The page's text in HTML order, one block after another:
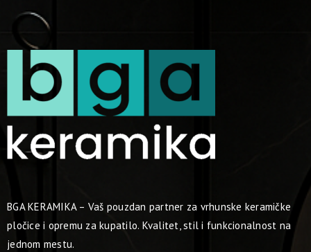
BGA KERAMIKA – Vaš pouzdan partner za vrhunske keramičke
pločice i opremu za kupatilo. Kvalitet, stil i funkcionalnost na
jednom mestu.